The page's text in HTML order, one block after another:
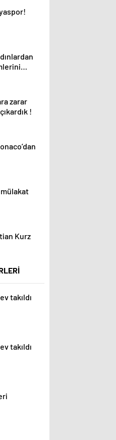
zarar
!
mülakat
Kurz
takıldı
takıldı